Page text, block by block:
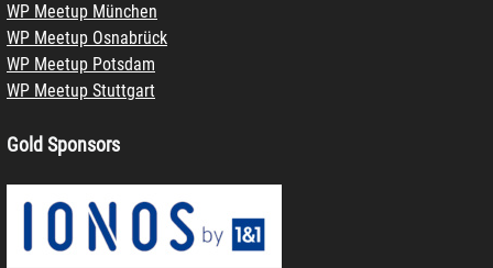
WP Meetup München
WP Meetup Osnabrück
WP Meetup Potsdam
WP Meetup Stuttgart
Gold Sponsors